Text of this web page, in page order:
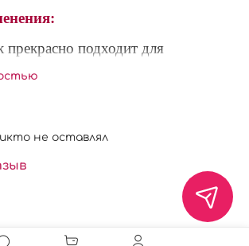
подходит для
кондитерских изделий.
карамель, гель.
способов использования:
раствором для
в аэрографе в соотношении 3:1 или
не оставлял